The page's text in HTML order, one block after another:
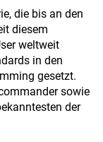
die bis an den
diesem
weltweit
in den
gesetzt.
sowie
der